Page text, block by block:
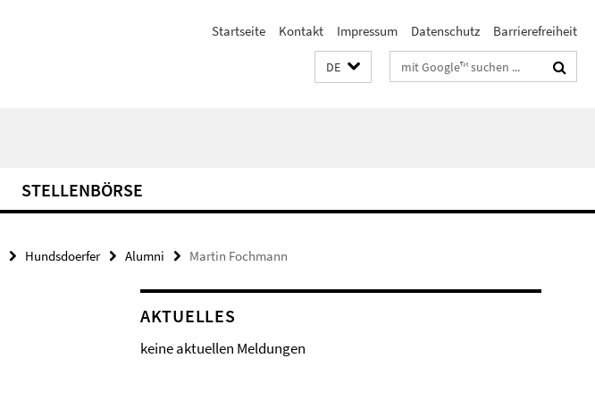
Startseite Kontakt Impressum Datenschutz Barrierefreiheit
DE Suchbegriffe
STELLENBÖRSE
Hundsdoerfer Alumni Martin Fochmann
AKTUELLES
keine aktuellen Meldungen